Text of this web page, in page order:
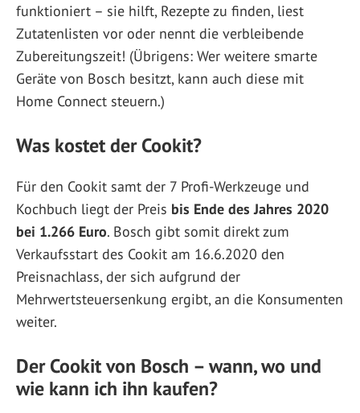
funktioniert – sie hilft, Rezepte zu finden, liest
Zutatenlisten vor oder nennt die verbleibende
Zubereitungszeit! (Übrigens: Wer weitere smarte
Geräte von Bosch besitzt, kann auch diese mit
Home Connect steuern.)
Was kostet der Cookit?
Für den Cookit samt der 7 Profi-Werkzeuge und
Kochbuch liegt der Preis bis Ende des Jahres 2020
bei 1.266 Euro. Bosch gibt somit direkt zum
Verkaufsstart des Cookit am 16.6.2020 den
Preisnachlass, der sich aufgrund der
Mehrwertsteuersenkung ergibt, an die Konsumenten
weiter.
Der Cookit von Bosch – wann, wo und
wie kann ich ihn kaufen?